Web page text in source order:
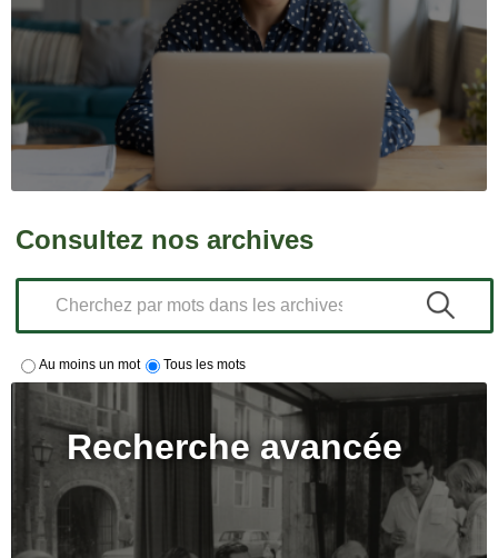
Consultez nos archives
Au moins un mot Tous les mots
Recherche avancée